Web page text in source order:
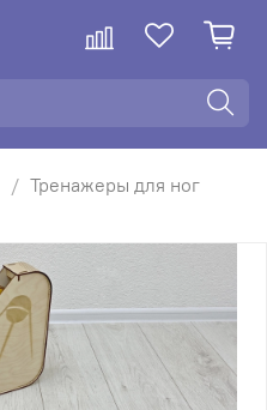
Тренажеры для ног